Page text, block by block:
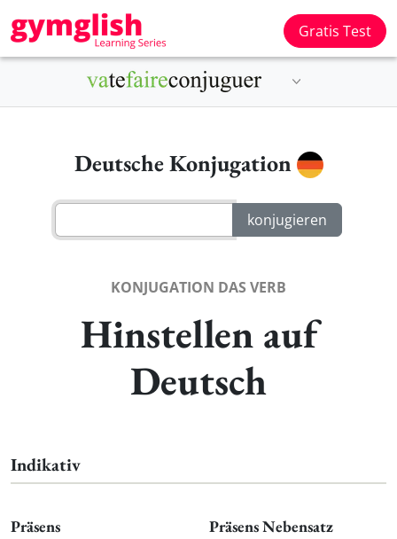
Gratis Test
Deutsche Konjugation
KONJUGATION DAS VERB
Hinstellen auf
Deutsch
Indikativ
Präsens Präsens Nebensatz